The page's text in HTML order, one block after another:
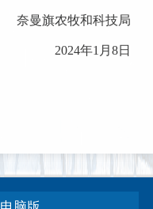
奈曼旗农牧和科技局
2024年1月8日